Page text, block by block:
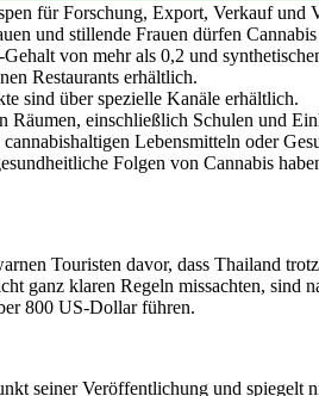
für Forschung, Export, Verkauf
und stillende Frauen dürfen
von mehr als 0,2 und
Restaurants erhältlich.
sind über spezielle Kanäle erhältlich.
Räumen, einschließlich Schulen und
Lebensmitteln oder
Folgen von Cannabis
Touristen davor, dass Thailand
ganz klaren Regeln missachten,
800 US-Dollar führen.
seiner Veröffentlichung und spiegelt